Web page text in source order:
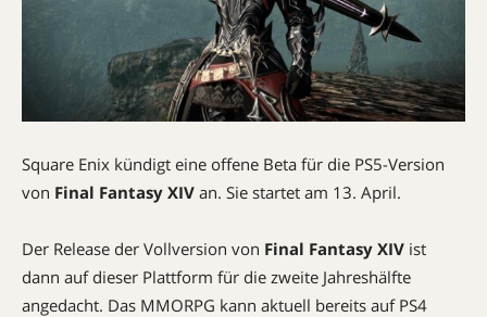
Square Enix kündigt eine offene Beta für die PS5-Version
von Final Fantasy XIV an. Sie startet am 13. April.
Der Release der Vollversion von Final Fantasy XIV ist
dann auf dieser Plattform für die zweite Jahreshälfte
angedacht. Das MMORPG kann aktuell bereits auf PS4